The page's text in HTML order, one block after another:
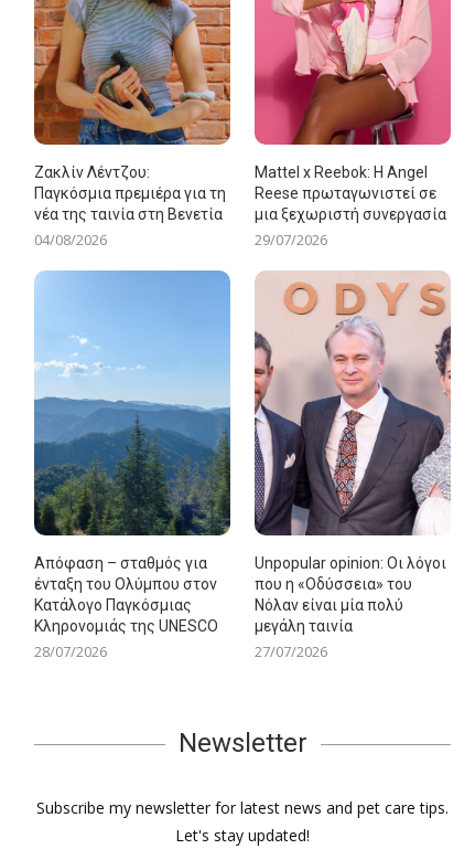
Ζακλίν Λέντζου:
Παγκόσμια πρεμιέρα για τη
νέα της ταινία στη Βενετία
04/08/2026
Mattel x Reebok: Η Angel
Reese πρωταγωνιστεί σε
μια ξεχωριστή συνεργασία
29/07/2026
Απόφαση – σταθμός για
ένταξη του Ολύμπου στον
Κατάλογο Παγκόσμιας
Κληρονομιάς της UNESCO
28/07/2026
Unpopular opinion: Οι λόγοι
που η «Οδύσσεια» του
Νόλαν είναι μία πολύ
μεγάλη ταινία
27/07/2026
Newsletter
Subscribe my newsletter for latest news and pet care tips.
Let's stay updated!